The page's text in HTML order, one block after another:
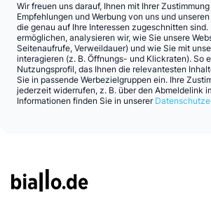
Wir freuen uns darauf, Ihnen mit Ihrer
Empfehlungen und Werbung von uns und
die genau auf Ihre Interessen zugeschnitten sind.
ermöglichen, analysieren wir, wie Sie unsere
Seitenaufrufe, Verweildauer) und wie Sie mit
interagieren (z. B. Öffnungs- und Klickraten). So
Nutzungsprofil, das Ihnen die relevantesten
Sie in passende Werbezielgruppen ein. Ihre
jederzeit widerrufen, z. B. über den Abmeldelink
Informationen finden Sie in unserer